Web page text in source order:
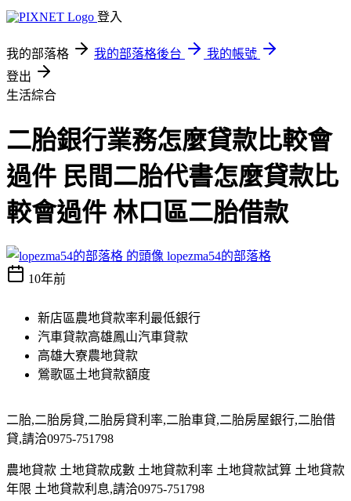
登入
我的部落格 我的部落格後台
我的帳號
登出
生活綜合
二胎銀行業務怎麼貸款比較會
過件 民間二胎代書怎麼貸款比
較會過件 林口區二胎借款
lopezma54的部落格
10年前
新店區農地貸款率利最低銀行
汽車貸款高雄鳳山汽車貸款
高雄大寮農地貸款
鶯歌區土地貸款額度
二胎,二胎房貸,二胎房貸利率,二胎車貸,二胎房屋銀行,二胎借
貸,請洽0975-751798
農地貸款 土地貸款成數 土地貸款利率 土地貸款試算 土地貸款
年限 土地貸款利息,請洽0975-751798